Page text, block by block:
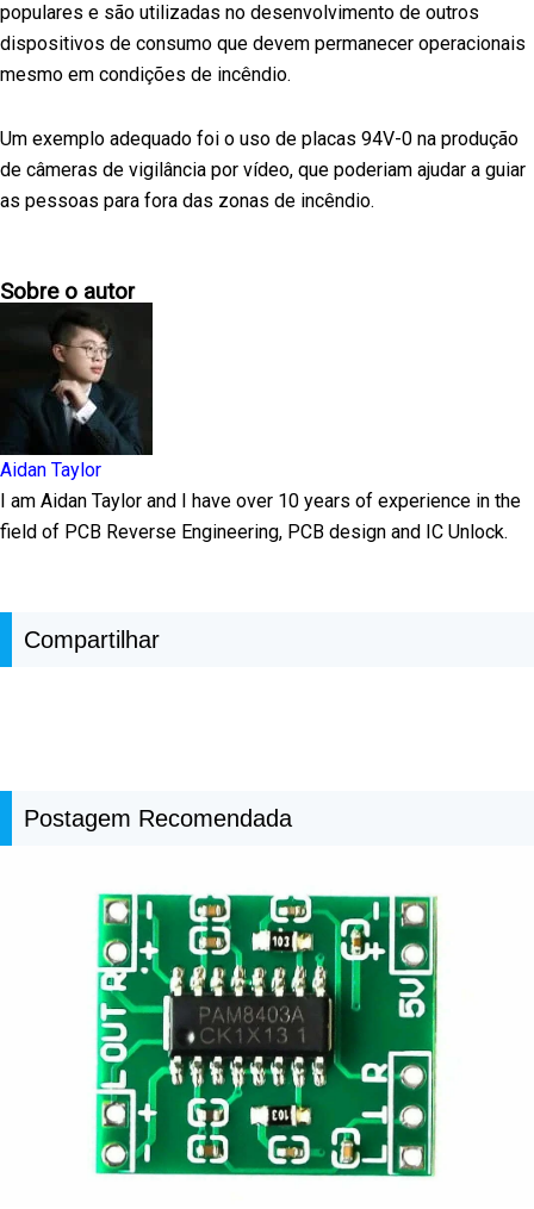
populares e são utilizadas no desenvolvimento de outros
dispositivos de consumo que devem permanecer operacionais
mesmo em condições de incêndio.
Um exemplo adequado foi o uso de placas 94V-0 na produção
de câmeras de vigilância por vídeo, que poderiam ajudar a guiar
as pessoas para fora das zonas de incêndio.
Sobre o autor
Aidan Taylor
I am Aidan Taylor and I have over 10 years of experience in the
field of PCB Reverse Engineering, PCB design and IC Unlock.
Compartilhar
Postagem Recomendada